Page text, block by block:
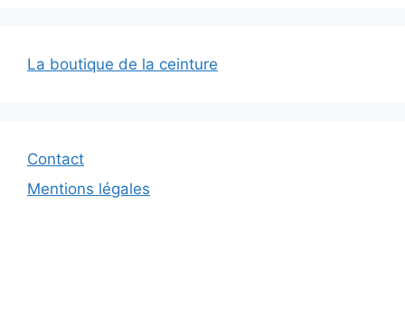
La boutique de la ceinture
Contact
Mentions légales